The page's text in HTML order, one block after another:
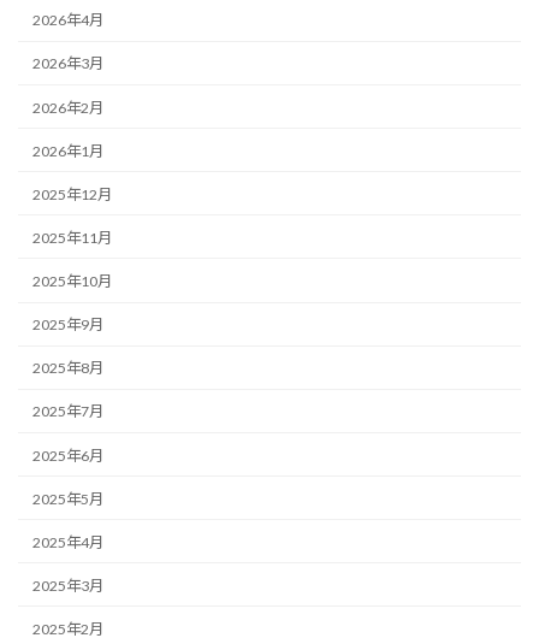
2026年4月
2026年3月
2026年2月
2026年1月
2025年12月
2025年11月
2025年10月
2025年9月
2025年8月
2025年7月
2025年6月
2025年5月
2025年4月
2025年3月
2025年2月